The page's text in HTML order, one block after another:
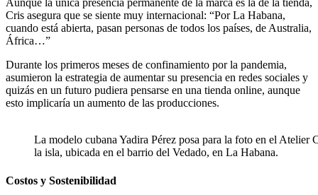
Aunque la única presencia permanente de la marca es la de la tienda,
Cris asegura que se siente muy internacional: “Por La Habana,
cuando está abierta, pasan personas de todos los países, de Australia,
África…”
Durante los primeros meses de confinamiento por la pandemia,
asumieron la estrategia de aumentar su presencia en redes sociales y
quizás en un futuro pudiera pensarse en una tienda online, aunque
esto implicaría un aumento de las producciones.
La modelo cubana Yadira Pérez posa para la foto en el Atelier
la isla, ubicada en el barrio del Vedado, en La Habana.
Costos y Sostenibilidad